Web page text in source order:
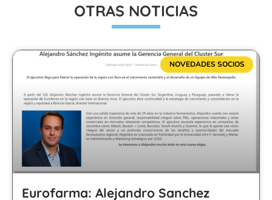
OTRAS NOTICIAS
NOVEDADES SOCIOS
Eurofarma: Alejandro Sanchez